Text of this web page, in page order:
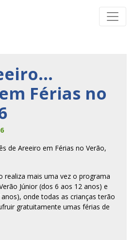
Férias no
de Areeiro em Férias no Verão,
realiza mais uma vez o programa
Júnior (dos 6 aos 12 anos) e
onde todas as crianças terão
gratuitamente umas férias de